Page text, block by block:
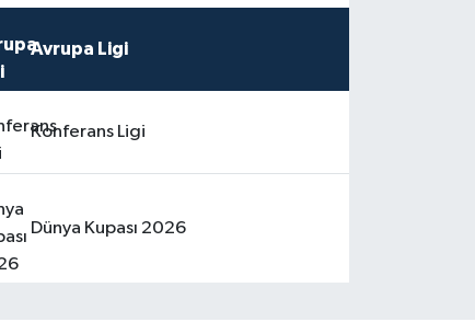
Avrupa Ligi
Konferans Ligi
Dünya Kupası 2026